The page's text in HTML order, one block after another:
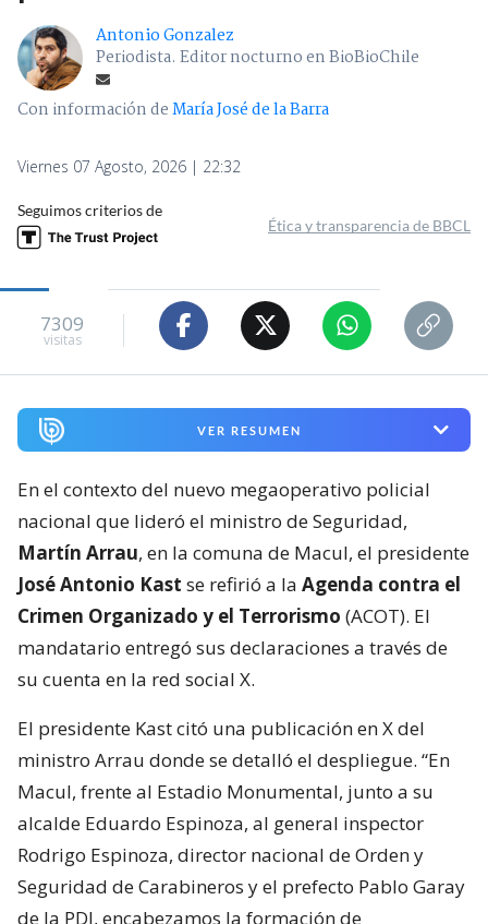
Antonio Gonzalez
Periodista. Editor nocturno en BioBioChile
Con información deMaría José de la Barra
Viernes 07 Agosto, 2026 | 22:32
Seguimos criterios de
Ética y transparencia de BBCL
7309
visitas
VER RESUMEN
En el contexto del nuevo megaoperativo policial
nacional que lideró el ministro de Seguridad,
Martín Arrau, en la comuna de Macul, el presidente
José Antonio Kast se refirió a la Agenda contra el
Crimen Organizado y el Terrorismo (ACOT). El
mandatario entregó sus declaraciones a través de
su cuenta en la red social X.
El presidente Kast citó una publicación en X del
ministro Arrau donde se detalló el despliegue. “En
Macul, frente al Estadio Monumental, junto a su
alcalde Eduardo Espinoza, al general inspector
Rodrigo Espinoza, director nacional de Orden y
Seguridad de Carabineros y el prefecto Pablo Garay
de la PDI, encabezamos la formación de